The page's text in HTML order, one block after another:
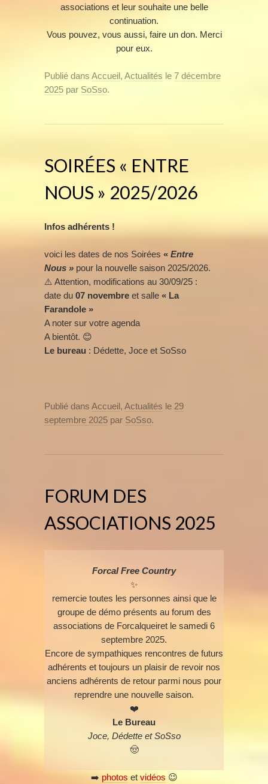
associations et leur souhaite une belle
continuation.
Vous pouvez, vous aussi, faire un don. Merci
pour eux.
Publié dans Accueil, Actualités le 7 décembre
2025 par SoSso.
SOIRÉES « ENTRE
NOUS » 2025/2026
Infos adhérents !
voici les dates de nos Soirées « Entre
Nous » pour la nouvelle saison 2025/2026.
⚠️ Attention, modifications au 30/09/25 :
date du 07 novembre et salle « La
Farandole »
A noter sur votre agenda
A bientôt. 😊
Le bureau : Dédette, Joce et SoSso
Publié dans Accueil, Actualités le 29
septembre 2025 par SoSso.
FORUM DES
ASSOCIATIONS 2025
Forcal Free Country
✨
remercie toutes les personnes ainsi que le
groupe de démo présents au forum des
associations de Forcalqueiret le samedi 6
septembre 2025.
Encore de sympathiques rencontres de futurs
adhérents et toujours un plaisir de revoir nos
anciens adhérents de retour parmi nous pour
reprendre une nouvelle saison.
❤️
Le Bureau
Joce, Dédette et SoSso
🤠
➡️ photos et vidéos 😉